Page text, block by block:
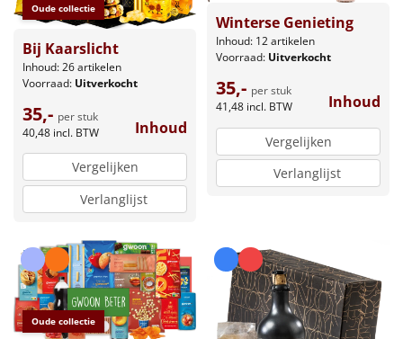
Oude collectie
Bij Kaarslicht
Inhoud: 26 artikelen
Voorraad: Uitverkocht
35,- per stuk
40,48 incl. BTW Inhoud
Vergelijken
Verlanglijst
Winterse Genieting
Inhoud: 12 artikelen
Voorraad: Uitverkocht
35,- per stuk
41,48 incl. BTW Inhoud
Vergelijken
Verlanglijst
Oude collectie